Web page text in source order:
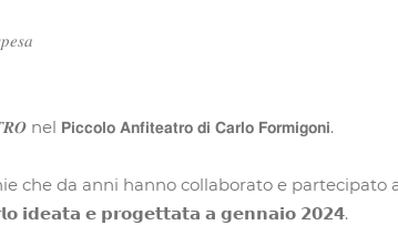
𝗔𝗻𝗳𝗶𝘁𝗲𝗮𝘁𝗿𝗼 𝗱𝗶 𝗖𝗮𝗿𝗹𝗼 𝗙𝗼𝗿𝗺𝗶𝗴𝗼𝗻𝗶.
che da anni hanno collaborato e partecipato
𝗶𝗱𝗲𝗮𝘁𝗮 𝗲 𝗽𝗿𝗼𝗴𝗲𝘁𝘁𝗮𝘁𝗮 𝗮 𝗴𝗲𝗻𝗻𝗮𝗶𝗼 𝟮𝟬𝟮𝟰.